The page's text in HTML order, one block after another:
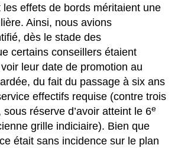
les effets de bords méritaient une
Ainsi, nous avions
dès le stade des
certains conseillers étaient
leur date de promotion au
du fait du passage à six ans
effectifs requise (contre trois
réserve d’avoir atteint le 6e
grille indiciaire). Bien que
était sans incidence sur le plan